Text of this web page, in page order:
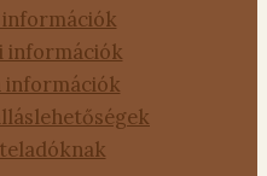
információk
információk
információk